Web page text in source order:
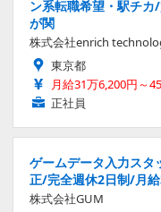
ン系転職希望・駅チ
が関
株式会社enrich
東京都
月給31万6,200円～
正社員
ゲームデータ入力ス
正/完全週休2日制/月
株式会社GUM